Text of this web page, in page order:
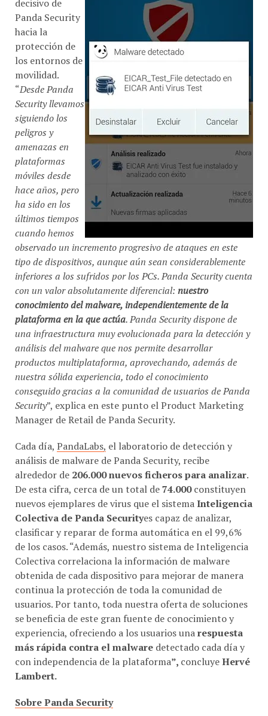
Panda Security
hacia la
protección de
los entornos de
movilidad.
“Desde Panda
Security llevamos
siguiendo los
peligros y
amenazas en
plataformas
móviles desde
hace años, pero
ha sido en los
últimos tiempos
cuando hemos
observado un incremento progresivo de ataques en este
tipo de dispositivos, aunque aún sean considerablemente
inferiores a los sufridos por los PCs. Panda Security cuenta
con un valor absolutamente diferencial: nuestro
conocimiento del malware, independientemente de la
plataforma en la que actúa . Panda Security dispone de
una infraestructura muy evolucionada para la detección y
análisis del malware que nos permite desarrollar
productos multiplataforma, aprovechando, además de
nuestra sólida experiencia, todo el conocimiento
conseguido gracias a la comunidad de usuarios de Panda
Security ”, explica en este punto el Product Marketing
Manager de Retail de Panda Security.
Cada día, PandaLabs,
el laboratorio de detección y
análisis de malware de Panda Security, recibe
alrededor de
206.000 nuevos ficheros para analizar
De esta cifra, cerca de un total de 74.000
constituyen
nuevos ejemplares de virus que el sistema Inteligencia
Colectiva de Panda Security
es capaz de analizar,
clasificar y reparar de forma automática en el 99,6%
de los casos. “Además, nuestro sistema de Inteligencia
Colectiva correlaciona la información de malware
obtenida de cada dispositivo para mejorar de manera
continua la protección de toda la comunidad de
usuarios. Por tanto, toda nuestra oferta de soluciones
se beneficia de este gran fuente de conocimiento y
experiencia, ofreciendo a los usuarios una
respuesta
más rápida contra el malware
detectado cada día y
con independencia de la plataforma ”, concluye
Hervé
Lambert.
Sobre Panda Security